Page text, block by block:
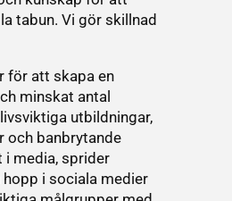
tabun. Vi gör skillnad
för att skapa en
minskat antal
utbildningar,
och banbrytande
i media, sprider
i sociala medier